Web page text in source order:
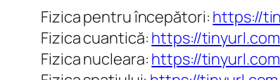
Fizica pentru începători: https://
Fizica cuantică: https://
Fizica nucleara: https://